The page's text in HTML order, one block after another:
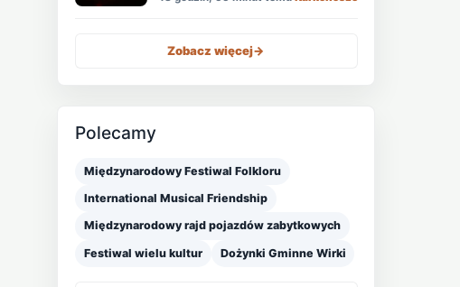
Zobacz więcej->
Polecamy
Międzynarodowy Festiwal Folkloru
International Musical Friendship
Międzynarodowy rajd pojazdów zabytkowych
Festiwal wielu kultur Dożynki Gminne Wirki